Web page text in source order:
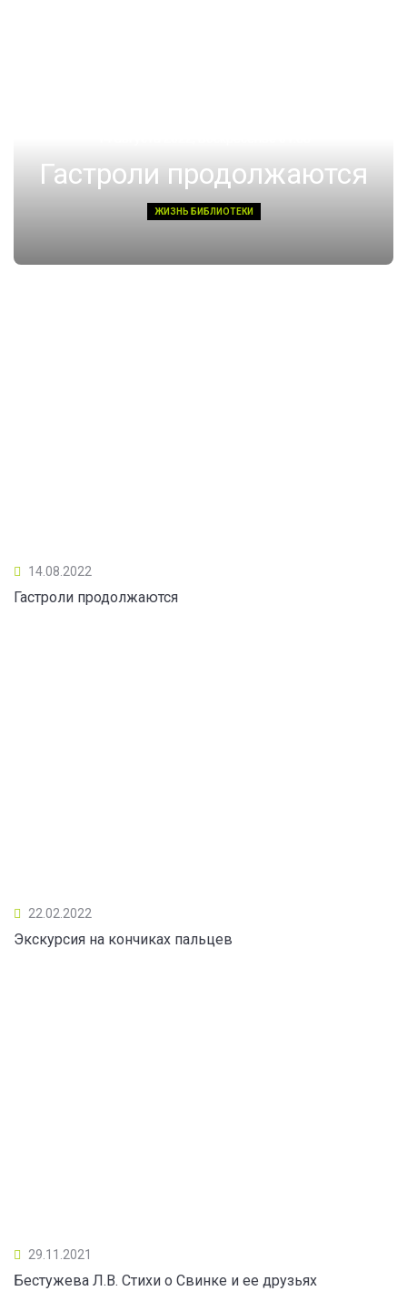
Гастроли продолжаются
ЖИЗНЬ БИБЛИОТЕКИ
14.08.2022
Гастроли продолжаются
22.02.2022
Экскурсия на кончиках пальцев
29.11.2021
Бестужева Л.В. Стихи о Свинке и ее друзьях